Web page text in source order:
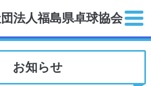
法人福島県卓球協会
お知らせ